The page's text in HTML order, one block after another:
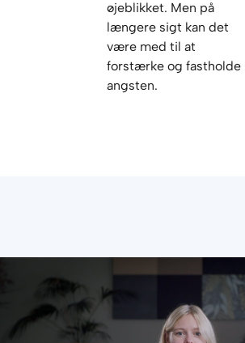
øjeblikket. Men på
længere sigt kan det
være med til at
forstærke og fastholde
angsten.